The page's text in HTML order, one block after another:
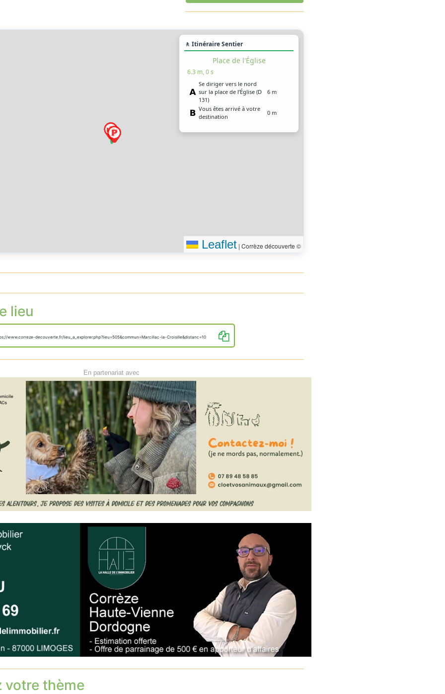
🚶 Itinéraire Sentier
Place de l'Église
6.3 m, 0 s
Se diriger vers le nord
sur la place de l’Église (D
131)
6 m
Vous êtes arrivé à votre
destination
0 m
Leaflet | Corrèze découverte ©
lieu
www.correze-decouverte.fr/lieu_a_explorer.php?lieu=505&commun=Marcillac-la-Croisille&distanc=10
En partenariat avec
votre thème